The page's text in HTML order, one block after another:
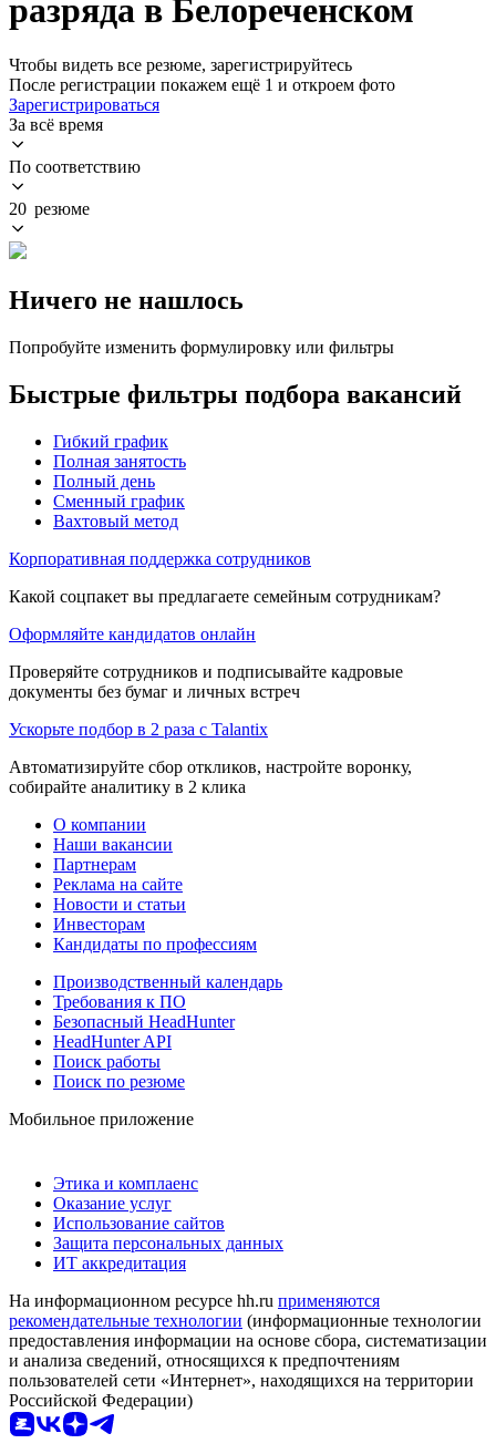
разряда в Белореченском
Чтобы видеть все резюме, зарегистрируйтесь
После регистрации покажем ещё 1 и откроем фото
Зарегистрироваться
За всё время
По соответствию
20 резюме
Ничего не нашлось
Попробуйте изменить формулировку или фильтры
Быстрые фильтры подбора вакансий
Гибкий график
Полная занятость
Полный день
Сменный график
Вахтовый метод
Корпоративная поддержка сотрудников
Какой соцпакет вы предлагаете семейным сотрудникам?
Оформляйте кандидатов онлайн
Проверяйте сотрудников и подписывайте кадровые
документы без бумаг и личных встреч
Ускорьте подбор в 2 раза с Talantix
Автоматизируйте сбор откликов, настройте воронку,
собирайте аналитику в 2 клика
О компании
Наши вакансии
Партнерам
Реклама на сайте
Новости и статьи
Инвесторам
Кандидаты по профессиям
Производственный календарь
Требования к ПО
Безопасный HeadHunter
HeadHunter API
Поиск работы
Поиск по резюме
Мобильное приложение
Этика и комплаенс
Оказание услуг
Использование сайтов
Защита персональных данных
ИТ аккредитация
На информационном ресурсе hh.ru применяются
рекомендательные технологии (информационные технологии
предоставления информации на основе сбора, систематизации
и анализа сведений, относящихся к предпочтениям
пользователей сети «Интернет», находящихся на территории
Российской Федерации)